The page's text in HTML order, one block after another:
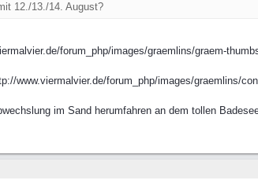
12./13./14. August?
forum_php/images/graemlins/graem-
www.viermalvier.de/forum_php/images/graemlins/
im Sand herumfahren an dem tollen